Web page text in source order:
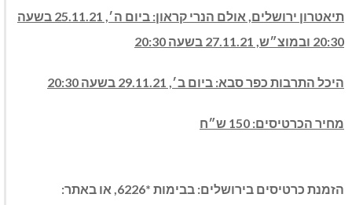
תיאטרון ירושלים, אולם הנרי קראון: ביום ה׳, 25.11.21 בשעה
20:30 ובמוצ״ש, 27.11.21 בשעה 20:30
היכל התרבות כפר סבא: ביום ב׳, 29.11.21 בשעה 20:30
מחיר הכרטיסים: 150 ש״ח
הזמנת כרטיסים בירושלים: בבימות *6226, או באתר: